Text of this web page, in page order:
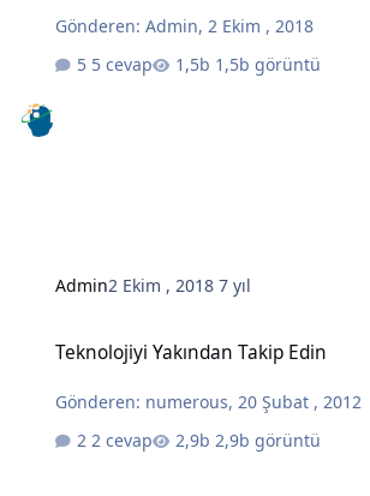
Gönderen:Admin,2 Ekim , 2018
5 cevap
1,5b görüntü
Admin2 Ekim , 20187 yıl
Teknolojiyi Yakından Takip Edin
Gönderen: numerous,20 Şubat , 2012
2 cevap
2,9b görüntü